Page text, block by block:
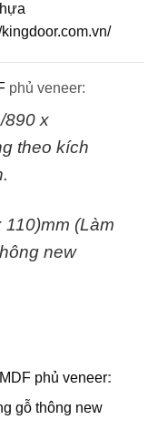
kingdoor.com.vn/
phủ veneer:
890 x
theo kích
(Làm
new
phủ veneer:
gỗ thông new